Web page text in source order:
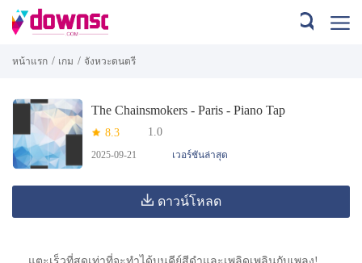
หน้าแรก / เกม / จังหวะดนตรี
The Chainsmokers - Paris - Piano Tap
8.3 1.0
2025-09-21 เวอร์ชันล่าสุด
ดาวน์โหลด